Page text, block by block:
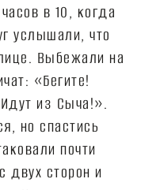
в 10, когда
услышали, что
Выбежали на
«Бегите!
из Сыча!».
но спастись
почти
двух сторон и